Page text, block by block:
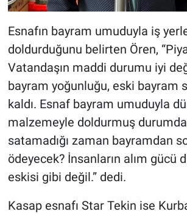
Esnafın bayram umuduyla iş
doldurduğunu belirten Ören,
Vatandaşın maddi durumu iyi
bayram yoğunluğu, eski bayram
kaldı. Esnaf bayram umuduyla
malzemeyle doldurmuş
satamadığı zaman bayramdan
ödeyecek? İnsanların alım gücü
eskisi gibi değil.” dedi.
Kasap esnafı Star Tekin ise